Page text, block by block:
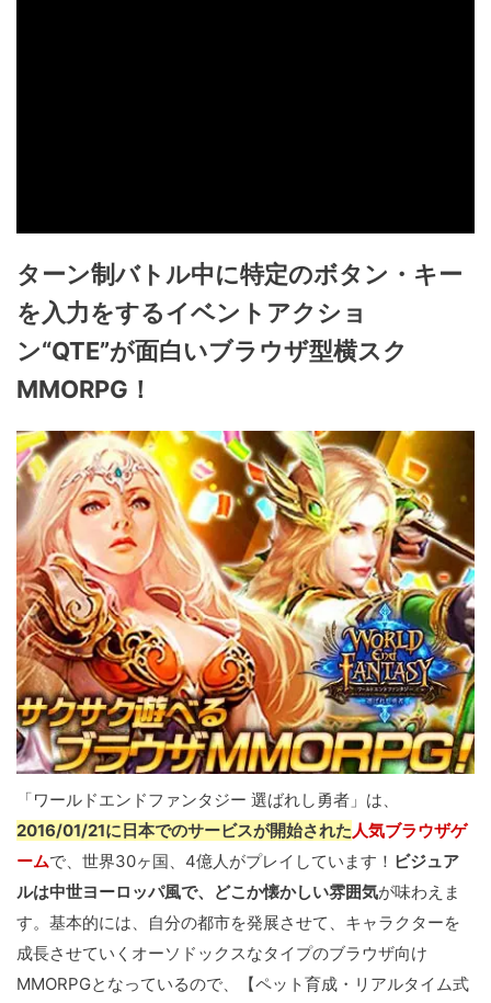
ターン制バトル中に特定のボタン・キー
を入力をするイベントアクショ
ン“QTE”が面白いブラウザ型横スク
MMORPG！
「ワールドエンドファンタジー 選ばれし勇者」は、
2016/01/21に日本でのサービスが開始された人気ブラウザゲ
ームで、世界30ヶ国、4億人がプレイしています！ ビジュア
ルは中世ヨーロッパ風で、どこか懐かしい雰囲気が味わえま
す。基本的には、自分の都市を発展させて、キャラクターを
成長させていくオーソドックスなタイプのブラウザ向け
MMORPGとなっているので、【ペット育成・リアルタイム式